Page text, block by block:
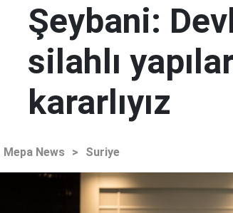
Şeybani:
silahlı
kararlıyız
Mepa News > Suriye